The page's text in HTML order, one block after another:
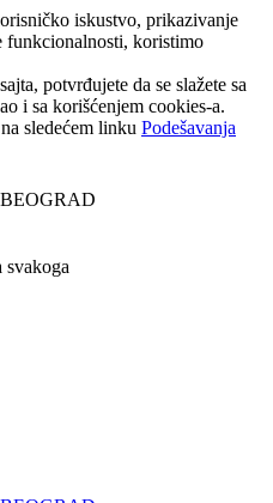
iskustvo, prikazivanje
funkcionalnosti, koristimo
potvrđujete da se slažete sa
i sa korišćenjem cookies-a.
sledećem linku Podešavanja
svakoga